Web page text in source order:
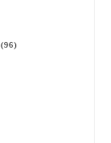
(96)